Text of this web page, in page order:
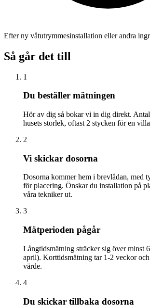
Efter ny våtutrymmesinstallation eller andra
Så går det till
1
Du beställer mätningen
Hör av dig så bokar vi in dig direkt.
husets storlek, oftast 2 stycken för en
2
Vi skickar dosorna
Dosorna kommer hem i brevlådan, med
för placering. Önskar du installation på
våra tekniker ut.
3
Mätperioden pågår
Långtidsmätning sträcker sig över minst
april). Korttidsmätning tar 1-2 veckor
värde.
4
Du skickar tillbaka dosorna